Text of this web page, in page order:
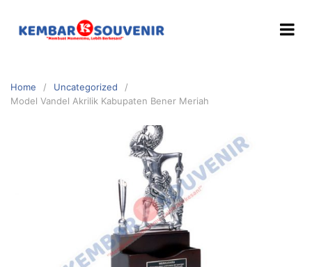
Home
Uncategorized
Model Vandel Akrilik Kabupaten Bener Meriah